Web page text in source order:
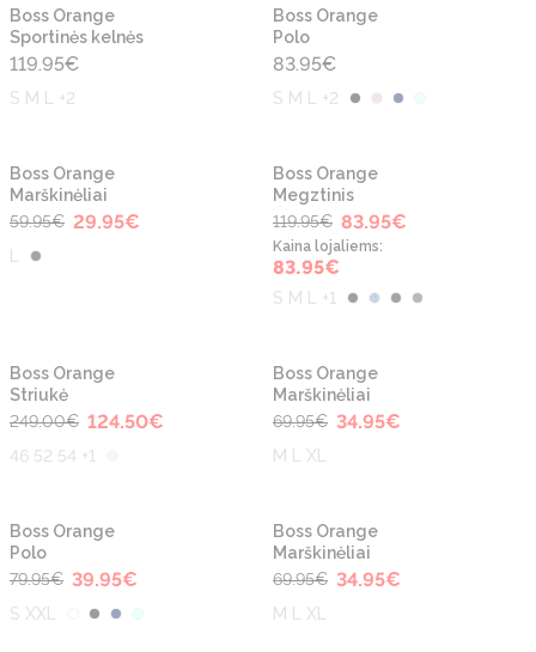
Boss Orange
Sportinės kelnės
119.95€
S M L +2
Boss Orange
Polo
83.95€
S M L +2
-50%
Boss Orange
Marškinėliai
59.95€ 29.95€
-30%
Boss Orange
Megztinis
119.95€ 83.95€
Kaina lojaliems:
83.95€
S M L +1
-50%
Boss Orange
Striukė
249.00€ 124.50€
46 52 54 +1
-50%
Boss Orange
Marškinėliai
69.95€ 34.95€
M L XL
-50%
Boss Orange
Polo
79.95€ 39.95€
S XXL
-50%
Boss Orange
Marškinėliai
69.95€ 34.95€
M L XL